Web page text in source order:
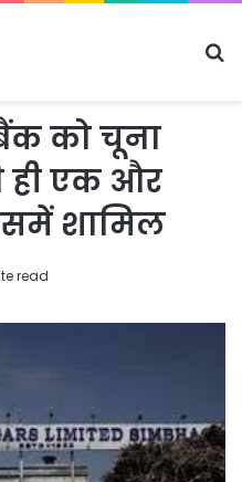
को चूना
ही एक और
शामिल
read